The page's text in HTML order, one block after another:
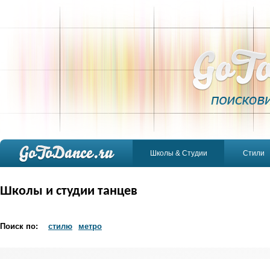
Школы & Студии Стили
Школы и студии танцев
Поиск по: стилю метро